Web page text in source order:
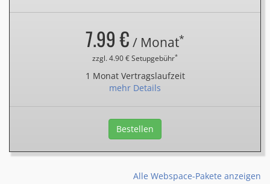
7.99 € / Monat*
zzgl. 4.90 € Setupgebühr*
1 Monat Vertragslaufzeit
mehr Details
Bestellen
Alle Webspace-Pakete anzeigen